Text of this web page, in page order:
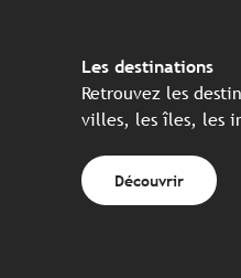
Les destinations
Retrouvez les
villes, les îles, les
Découvrir